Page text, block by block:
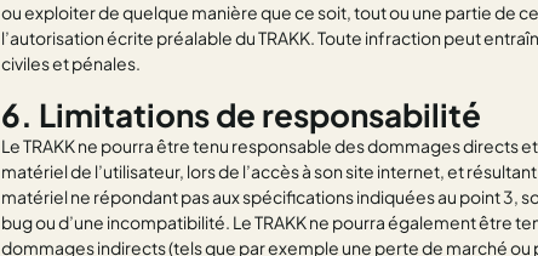
ou exploiter de quelque manière que ce soit, tout ou une partie de
l’autorisation écrite préalable du TRAKK. Toute infraction peut
civiles et pénales.
6. Limitations de responsabilité
Le TRAKK ne pourra être tenu responsable des dommages directs
matériel de l’utilisateur, lors de l’accès à son site internet, et résultant
matériel ne répondant pas aux spécifications indiquées au point 3,
bug ou d’une incompatibilité. Le TRAKK ne pourra également être
dommages indirects (tels que par exemple une perte de marché ou